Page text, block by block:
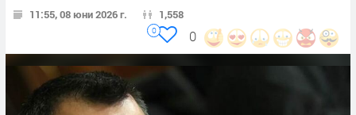
11:55, 08 юни 2026 г. 1,558
0
0